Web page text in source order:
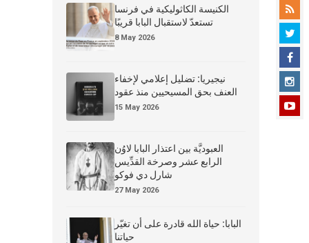
الكنيسة الكاثوليكية في فرنسا
تستعدّ لاستقبال البابا قريبًا
8 May 2026
نيجيريا: تضليل إعلامي لإخفاء
العنف بحق المسيحيين منذ عقود
15 May 2026
العبوديَّة بين اعتذار البابا لاوُن
الرابع عشر وصرخة القدِّيس
شارل دي فوكو
27 May 2026
البابا: حياة الله قادرة على أن تغيّر
حياتنا